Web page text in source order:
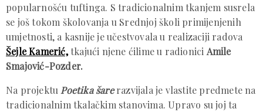
popularnošću tuftinga. S tradicionalnim tkanjem susrela
se još tokom školovanja u Srednjoj školi primijenjenih
umjetnosti, a kasnije je učestvovala u realizaciji radova
Šejle Kamerić,tkajući njene ćilime u radionici Amile
Smajović-Pozder.
Na projektu Poetika šare razvijala je vlastite predmete na
tradicionalnim tkalačkim stanovima. Upravo su joj ta